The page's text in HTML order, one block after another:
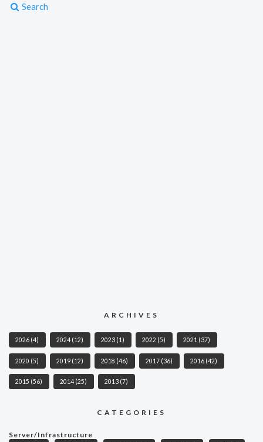
Search
ARCHIVES
2026 (4) 2024 (12) 2023 (1) 2022 (5) 2021 (37)
2020 (5) 2019 (12) 2018 (46) 2017 (36) 2016 (42)
2015 (56) 2014 (25) 2013 (7)
CATEGORIES
Server/Infrastructure